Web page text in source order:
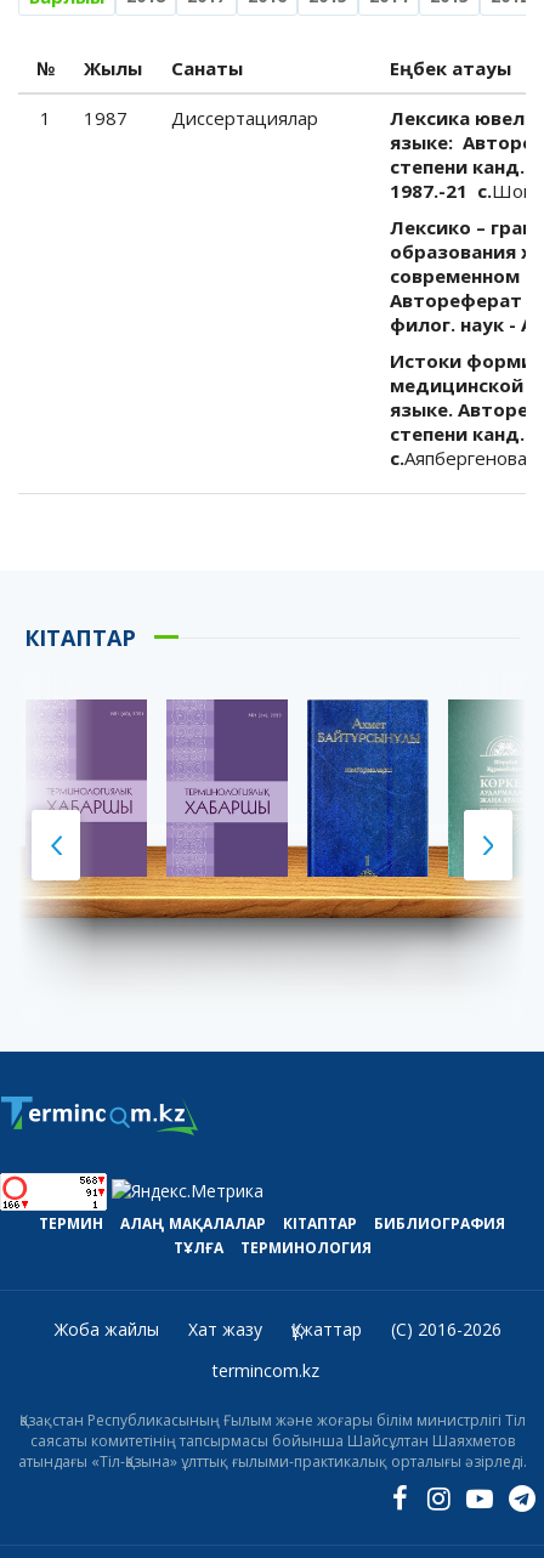
№ Жылы Санаты Еңбек атауы
1 1987 Диссертациялар
Лексика
языке:
степени канд.
1987.-21 с.
Лексико –
образования
современном
Автореферат
филог. наук -
Истоки
медицинской
языке.
степени канд.
с.Аяпбергенова
КІТАПТАР
ТЕРМИН АЛАҢ МАҚАЛАЛАР КІТАПТАР
БИБЛИОГРАФИЯ
ТҰЛҒА
ТЕРМИНОЛОГИЯ
Жоба жайлы Хат жазу Құжаттар
(C) 2016-2026
termincom.kz
Қазақстан Республикасының Ғылым және жоғары білім министрлігі Тіл
саясаты комитетінің тапсырмасы бойынша Шайсұлтан Шаяхметов
атындағы «Тіл-Қазына» ұлттық ғылыми-практикалық орталығы әзірледі.